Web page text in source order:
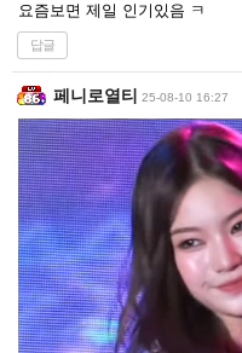
요즘보면 제일 인기있음 ㅋ
답글
페니로열티 25-08-10 16:27